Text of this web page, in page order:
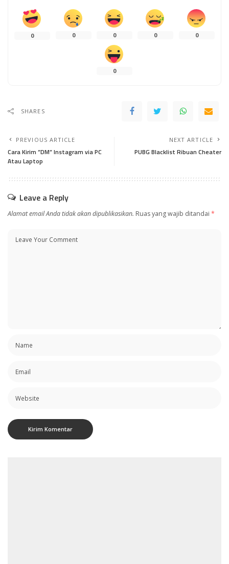
0 0 0 0 0
0
SHARES
PREVIOUS ARTICLE
Cara Kirim ”DM” Instagram via PC
Atau Laptop
NEXT ARTICLE
PUBG Blacklist Ribuan Cheater
Leave a Reply
Alamat email Anda tidak akan dipublikasikan. Ruas yang wajib ditandai *